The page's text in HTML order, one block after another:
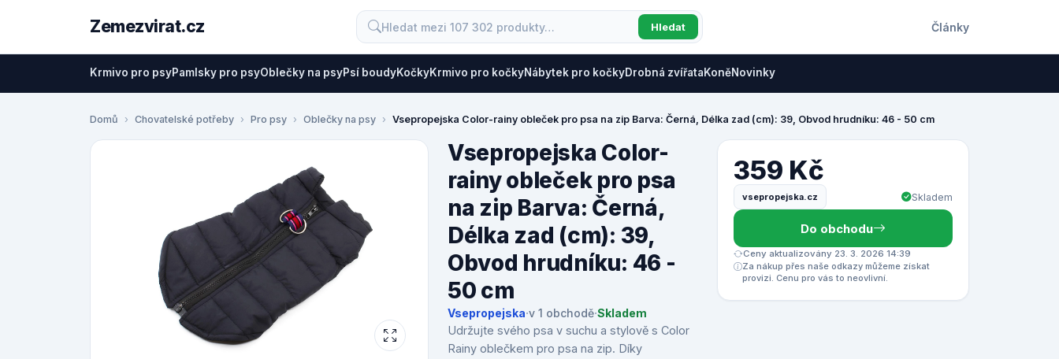
Zemezvirat.cz Hledat Články
Krmivo pro psyPamlsky pro psyOblečky na psyPsí boudyKočkyKrmivo pro kočkyNábytek pro kočkyDrobná zvířataKoněNovinky
Domů Chovatelské potřeby Pro psy Oblečky na psy Vsepropejska Color-rainy obleček pro psa na zip Barva: Černá, Délka zad (cm): 39, Obvod hrudníku: 46 - 50 cm
Vsepropejska Color-
rainy obleček pro psa
na zip Barva: Černá,
Délka zad (cm): 39,
Obvod hrudníku: 46 -
50 cm
Vsepropejska·v 1 obchodě·Skladem
Udržujte svého psa v suchu a stylově s Color
Rainy oblečkem pro psa na zip. Díky
359 Kč
vsepropejska.cz Skladem
Do obchodu
Ceny aktualizovány 23. 3. 2026 14:39
Za nákup přes naše odkazy můžeme získat
provizi. Cenu pro vás to neovlivní.